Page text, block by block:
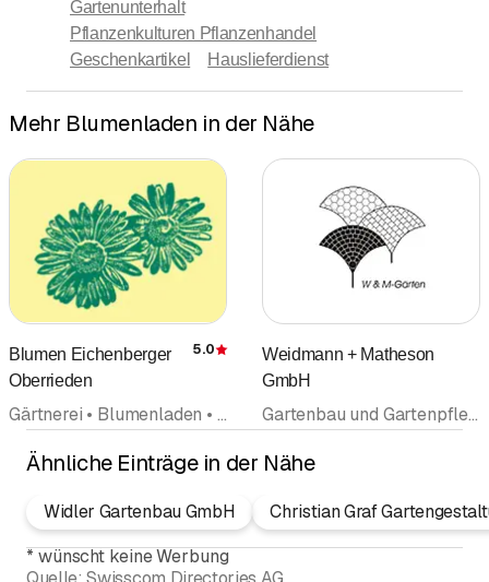
Gartenunterhalt
Pflanzenkulturen Pflanzenhandel
Geschenkartikel
Hauslieferdienst
Mehr Blumenladen in der Nähe
Blumen Eichenberger
Oberrieden
Bewertung
5.0
Gärtnerei • Blumenladen • Blumengeschäft • Floristik • Gartenunterhalt • Pflanzenkulturen Pflanzenhandel • Gartengestaltung • Dekorationsartikel
Weidmann + Matheson
GmbH
Gartenbau und Gartenpflege • Gartenbau Gartenpflege • Gartenunterhalt • Gartengestaltung • Baumpflege • Hauswartungen Liegenschaftenservice • Gärtnerei • Blumenladen • Blumengeschäft
Ähnliche Einträge in der Nähe
Widler Gartenbau GmbH
Christian Graf
* wünscht keine Werbung